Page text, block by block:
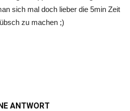
sich mal doch lieber die 5min Zeit
zu machen ;)
ANTWORT